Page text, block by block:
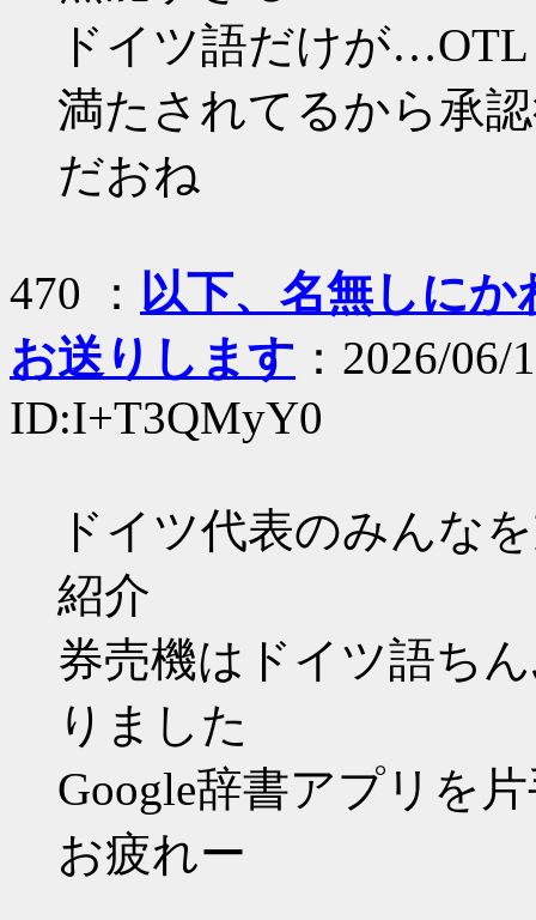
ドイツ語だけが…OTL
満たされてるから承
だおね
470 ： 以下、名無しに
お送りします ：2026/
ID:I+T3QMyY0
ドイツ代表のみんな
紹介
券売機はドイツ語ち
りました
Google辞書アプリを
お疲れー